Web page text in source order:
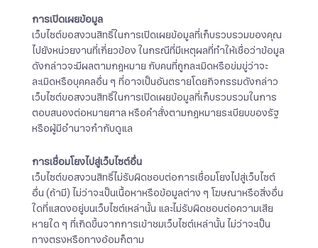
การเปิดเผยข้อมูล
เว็บไซต์ขอสงวนสิทธิ์ในการเปิดเผยข้อมูลที่เก็บรวบรวมของคุณ
ไปยังหน่วยงานที่เกี่ยวข้อง ในกรณีที่มีเหตุผลที่ทำให้เชื่อว่าข้อมูล
ดังกล่าวจะมีผลตามกฎหมาย กับคนที่ถูกละเมิดหรือข่มขู่ว่าจะ
ละเมิดหรือบุคคลอื่น ๆ ที่อาจเป็นอันตรายโดยกิจกรรมดังกล่าว
เว็บไซต์ขอสงวนสิทธิ์ในการเปิดเผยข้อมูลที่เก็บรวบรวมในการ
ตอบสนองต่อหมายศาล หรือคำสั่งตามกฎหมายระเบียบของรัฐ
หรือผู้มีอำนาจกำกับดูแล
การเชื่อมโยงไปสู่เว็บไซต์อื่น
เว็บไซต์ขอสงวนสิทธิ์ไม่รับผิดชอบต่อการเชื่อมโยงไปสู่เว็บไซต์
อื่น (ถ้ามี) ไม่ว่าจะเป็นเนื้อหาหรือข้อมูลต่าง ๆ โฆษณาหรือสิ่งอื่น
ใดที่แสดงอยู่บนเว็บไซต์เหล่านั้น และไม่รับผิดชอบต่อความเสีย
หายใด ๆ ที่เกิดขึ้นจากการเข้าชมเว็บไซต์เหล่านั้น ไม่ว่าจะเป็น
ทางตรงหรือทางอ้อมก็ตาม